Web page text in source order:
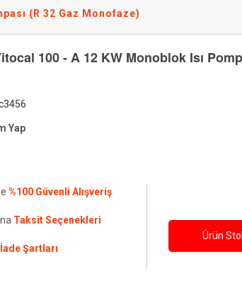
(R 32 Gaz Monofaze)
100 - A 12 KW Monoblok Isı
Yap
%100 Güvenli Alışveriş
Taksit Seçenekleri
Şartları
Ürün